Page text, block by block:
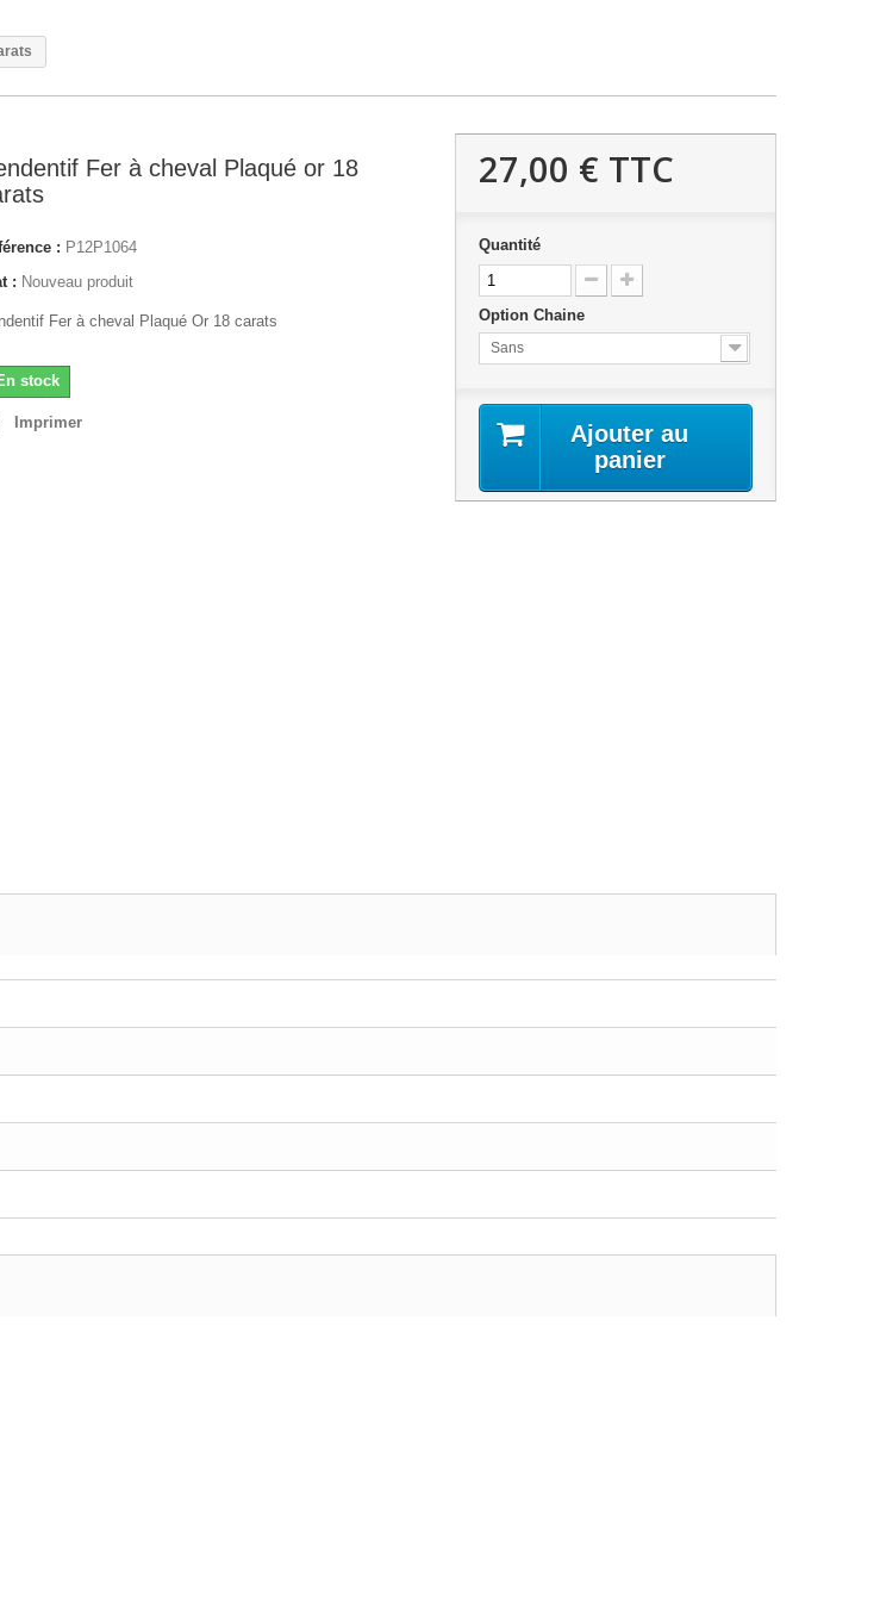
Fer à cheval Plaqué or 18
: P12P1064
: Nouveau produit
Fer à cheval Plaqué Or 18 carats
stock
Imprimer
27,00 € TTC
Quantité
Option Chaine
Sans
Ajouter au
panier